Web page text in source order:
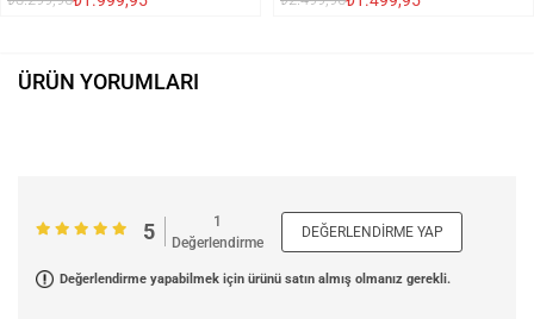
ÜRÜN YORUMLARI
5
1
Değerlendirme
DEĞERLENDIRME YAP
Değerlendirme yapabilmek için ürünü satın almış olmanız gerekli.